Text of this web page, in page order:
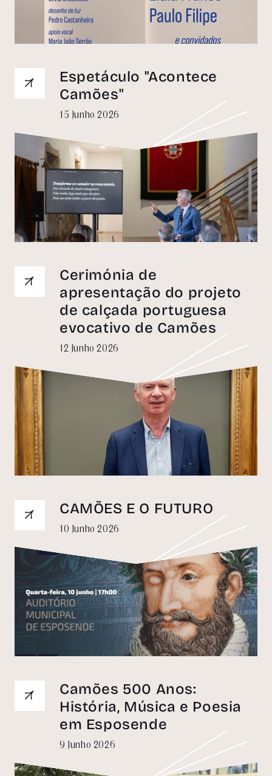
Espetáculo "Acontece
Camões"
15 Junho 2026
Cerimónia de
apresentação do projeto
de calçada portuguesa
evocativo de Camões
12 Junho 2026
CAMÕES E O FUTURO
10 Junho 2026
Camões 500 Anos:
História, Música e Poesia
em Esposende
9 Junho 2026